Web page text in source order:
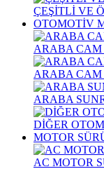
ÇEŞİTLİ VE
OTOMOTİV
ARABA
ARABA CAM
ARABA
DİĞER
MOTOR
AC MOTOR